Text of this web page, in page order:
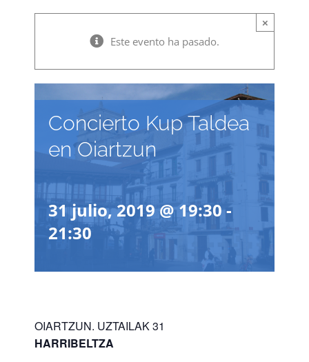
×
Este evento ha pasado.
Concierto Kup Taldea
en Oiartzun
31 julio, 2019 @ 19:30-
21:30
OIARTZUN. UZTAILAK 31
HARRIBELTZA